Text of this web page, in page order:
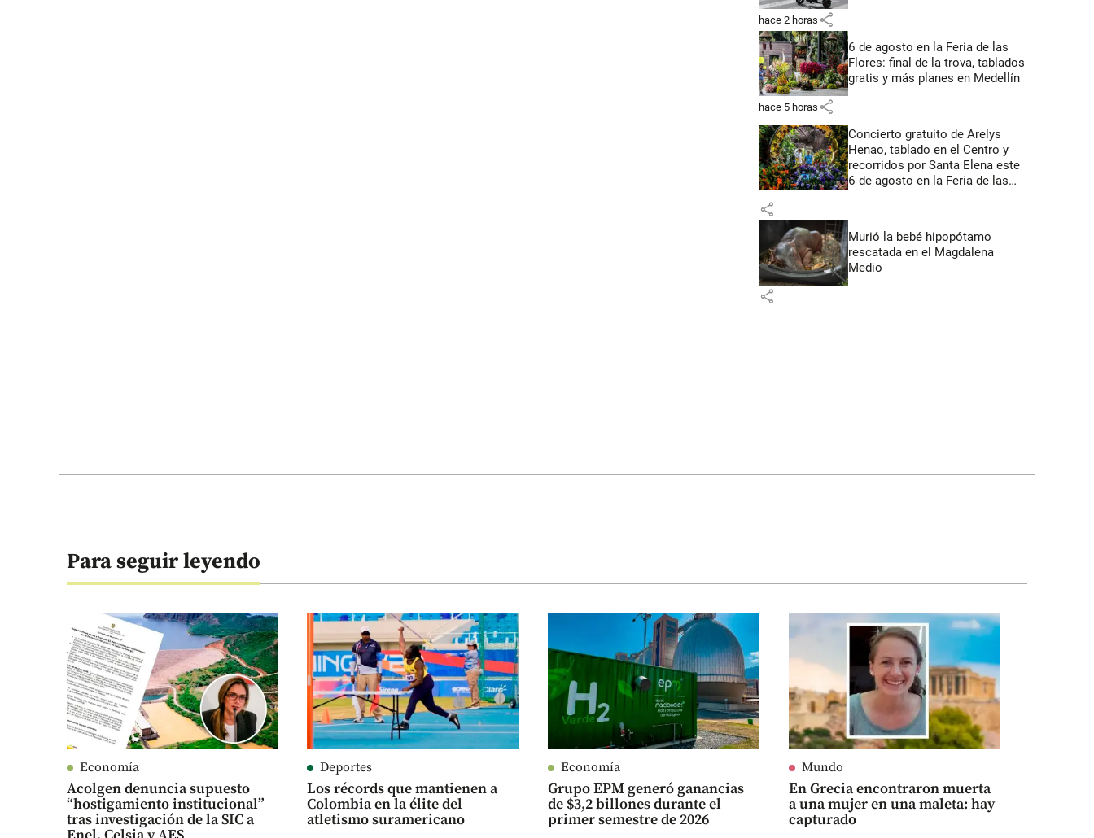
hace 2 horas share
6 de agosto en la Feria de las
Flores: final de la trova, tablados
gratis y más planes en Medellín
hace 5 horas share
Concierto gratuito de Arelys
Henao, tablado en el Centro y
recorridos por Santa Elena este
6 de agosto en la Feria de las
share
Murió la bebé hipopótamo
rescatada en el Magdalena
Medio
share
Para seguir leyendo
Economía
Acolgen denuncia supuesto
“hostigamiento institucional”
tras investigación de la SIC a
Deportes
Los récords que mantienen a
Colombia en la élite del
atletismo suramericano
Economía
Grupo EPM generó ganancias
de $3,2 billones durante el
primer semestre de 2026
Mundo
En Grecia encontraron muerta
a una mujer en una maleta: hay
capturado